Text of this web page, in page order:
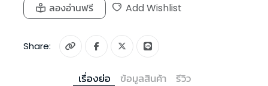
ลองอ่านฟรี Add Wishlist
Share:
เรื่องย่อ ข้อมูลสินค้า รีวิว